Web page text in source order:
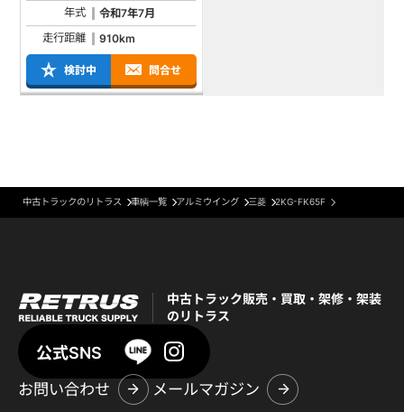
年式
令和7年7月
走行距離
910km
検討中 問合せ
中古トラックのリトラス 車輌一覧 アルミウイング 三菱 2KG-FK65F
中古トラック販売・買取・架修・架装
のリトラス
公式SNS
お問い合わせ
メールマガジン